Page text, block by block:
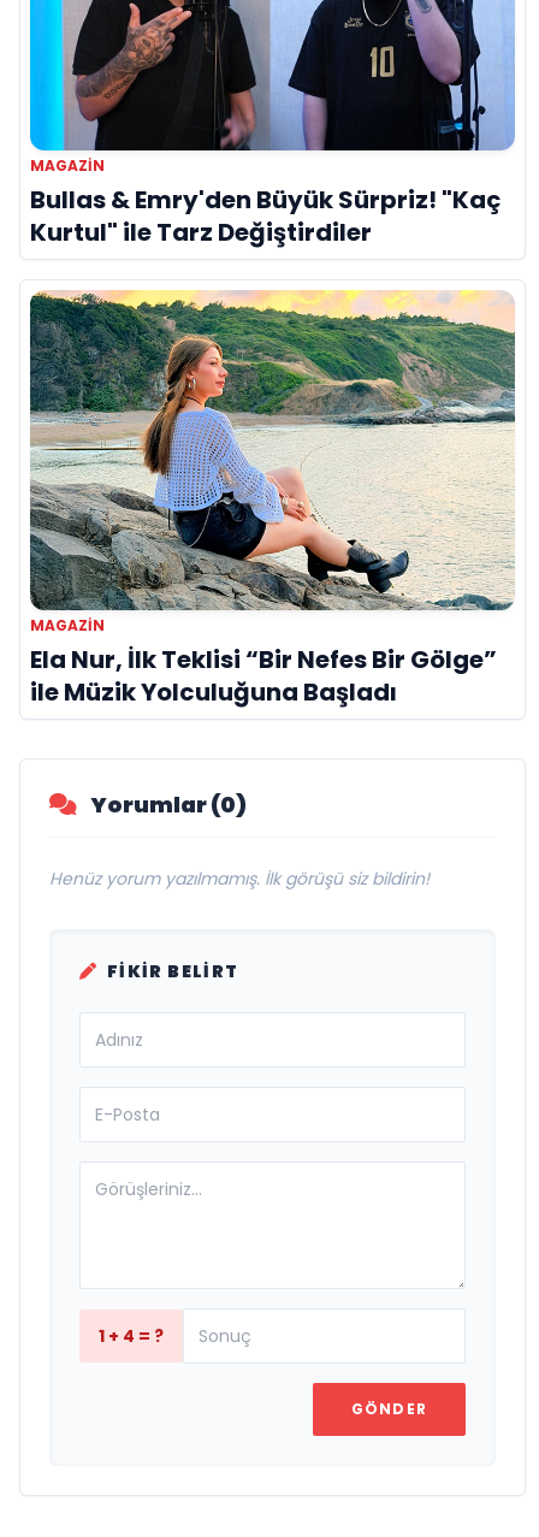
MAGAZİN
Bullas & Emry'den Büyük Sürpriz! "Kaç
Kurtul" ile Tarz Değiştirdiler
MAGAZİN
Ela Nur, İlk Teklisi “Bir Nefes Bir Gölge”
ile Müzik Yolculuğuna Başladı
Yorumlar (0)
Henüz yorum yazılmamış. İlk görüşü siz bildirin!
FIKIR BELIRT
1 + 4 = ?
GÖNDER